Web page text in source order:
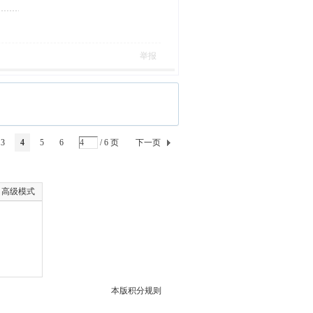
举报
3 4 5 6 / 6 页 下一页
高级模式
本版积分规则